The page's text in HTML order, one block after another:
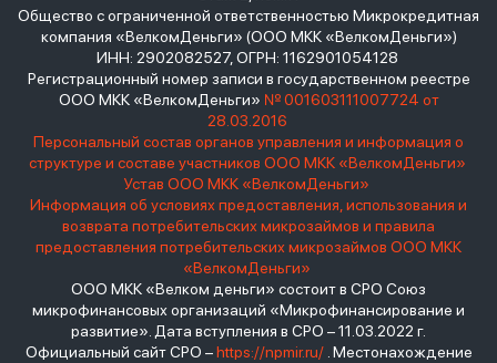
Общество с ограниченной ответственностью Микрокредитная
компания «ВелкомДеньги» (ООО МКК «ВелкомДеньги»)
ИНН: 2902082527, ОГРН: 1162901054128
Регистрационный номер записи в государственном реестре
ООО МКК «ВелкомДеньги» № 001603111007724 от
28.03.2016
Персональный состав органов управления и информация о
структуре и составе участников ООО МКК «ВелкомДеньги»
Устав ООО МКК «ВелкомДеньги»
Информация об условиях предоставления, использования и
возврата потребительских микрозаймов и правила
предоставления потребительских микрозаймов ООО МКК
«ВелкомДеньги»
ООО МКК «Велком деньги» состоит в СРО Союз
микрофинансовых организаций «Микрофинансирование и
развитие». Дата вступления в СРО – 11.03.2022 г.
Официальный сайт СРО –https://npmir.ru/. Местонахождение